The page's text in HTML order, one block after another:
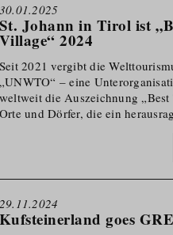
30.01.2025
St. Johann in Tirol ist
Village“ 2024
Seit 2021 vergibt die
„UNWTO“ – eine
weltweit die Auszeichnung
Orte und Dörfer, die ein
natürlichen Werten sind. Ebenso
Tourism Villages“ im Bereich
stark ein. St. Johann
„Best Tourism Village“ versehen.
29.11.2024
Kufsteinerland goes